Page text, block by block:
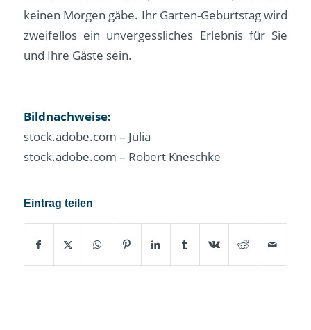
keinen Morgen gäbe. Ihr Garten-Geburtstag wird
zweifellos ein unvergessliches Erlebnis für Sie
und Ihre Gäste sein.
Bildnachweise:
stock.adobe.com – Julia
stock.adobe.com – Robert Kneschke
Eintrag teilen